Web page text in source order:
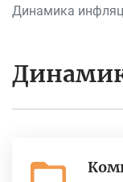
Динамика